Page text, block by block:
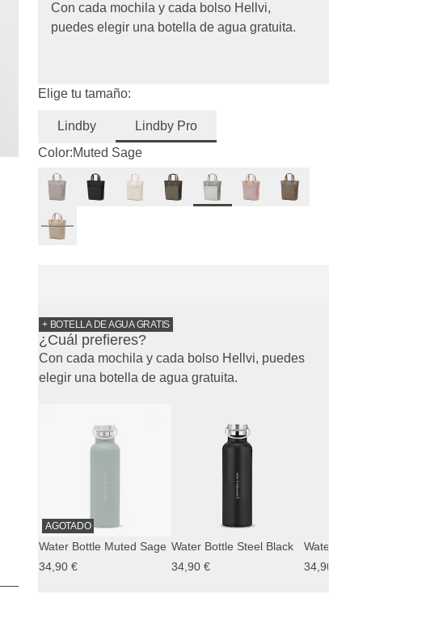
Con cada mochila y cada bolso Hellvi,
puedes elegir una botella de agua gratuita.
Elige tu tamaño:
Lindby
Lindby Pro
Color:Muted Sage
+ BOTELLA DE AGUA GRATIS
¿Cuál prefieres?
Con cada mochila y cada bolso Hellvi, puedes
elegir una botella de agua gratuita.
AGOTADO
Water Bottle Muted Sage
34,90 €
Water Bottle Steel Black
34,90 €
Water Bottle Walnut
34,90 €